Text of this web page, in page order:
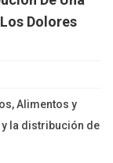
Dolores
Alimentos y
la distribución de